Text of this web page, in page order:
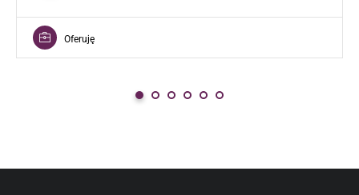
Oferuję